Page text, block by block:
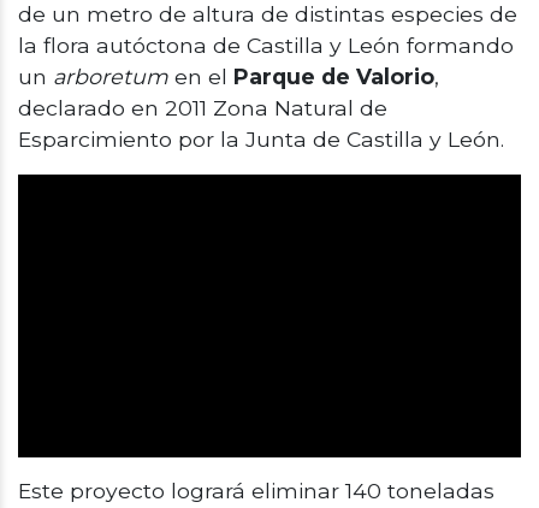
de un metro de altura de distintas especies de
la flora autóctona de Castilla y León formando
un arboretum en el Parque de Valorio,
declarado en 2011 Zona Natural de
Esparcimiento por la Junta de Castilla y León.
Este proyecto logrará eliminar 140 toneladas